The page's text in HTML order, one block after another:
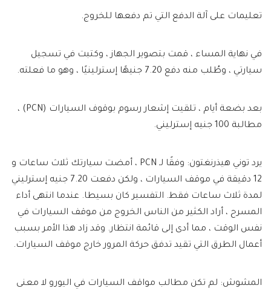
تعليمات على آلة الدفع التي تم دفعها للخروج.
في نهاية المساء ، قمت بتصوير الجهاز ، وكتبت في تسجيل
سيارتي ، وطُلب منه دفع 7.20 جنيهًا إسترلينيًا ، وهو ما فعلته.
بعد بضعة أيام ، تلقيت إشعار رسوم بوقوف السيارات (PCN) ،
مطالبة 100 جنيه إسترليني.
يرد توني هيذرنغتون:
وفقًا لـ PCN ، أمضت سيارتك ثلاث ساعات و
12 دقيقة في موقف السيارات ، ولكن دفعت 7.20 جنيه إسترليني
لمدة ثلاث ساعات فقط. التفسير كان بسيطا. عندما انتهى أداء
المسرح ، أراد الكثير من الناس الخروج من موقف السيارات في
نفس الوقت ، مما أدى إلى قائمة انتظار. وقد زاد هذا الأمر بسبب
أعمال الطرق التي تقيد تدفق حركة المرور خارج موقف السيارات.
المشوش: لم تكن مطالب مواقف السيارات في اليورو لا معنى